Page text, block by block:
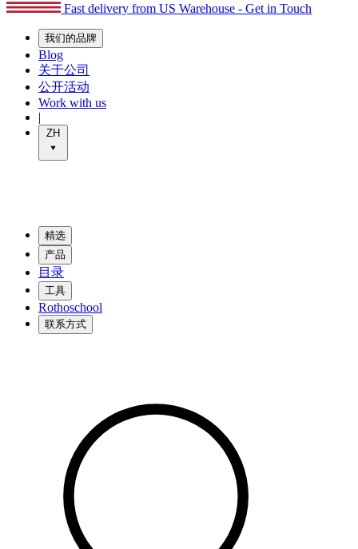
Fast delivery from US Warehouse - Get in Touch
我们的品牌
Blog
关于公司
公开活动
Work with us
|
ZH
精选
产品
目录
工具
Rothoschool
联系方式